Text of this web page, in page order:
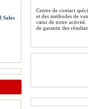
Centre de contact
et des méthodes de
cœur de notre activité.
de garantir des